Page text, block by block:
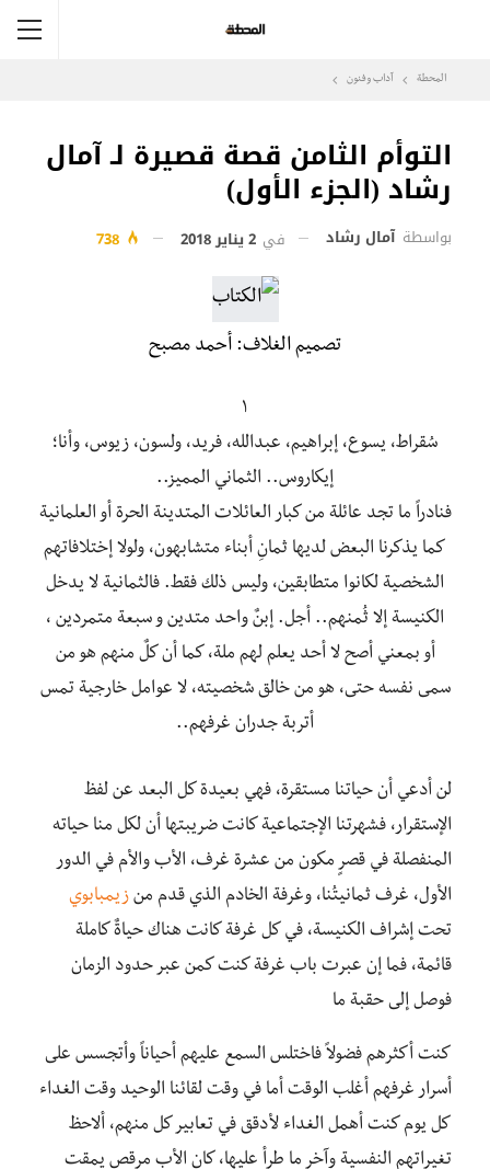
المحطة آداب وفنون
التوأم الثامن قصة قصيرة لـ آمال
رشاد (الجزء الأول)
بواسطة آمال رشاد في 2 يناير 2018
تصميم الغلاف: أحمد مصبح
١
سُقراط، يسوع، إبراهيم، عبدالله، فريد، ولسون، زيوس، وأنا؛
إيكاروس.. الثماني المميز..
فنادراً ما تجد عائلة من كبار العائلات المتدينة الحرة أو العلمانية
كما يذكرنا البعض لديها ثمانِ أبناء متشابهون، ولولا إختلافاتهم
الشخصية لكانوا متطابقين، وليس ذلك فقط. فالثمانية لا يدخل
الكنيسة إلا ثُمنهم.. أجل. إبنٌ واحد متدين و سبعة متمردين ،
أو بمعني أصح لا أحد يعلم لهم ملة، كما أن كلٌ منهم هو من
سمى نفسه حتى، هو من خالق شخصيته، لا عوامل خارجية تمس
أتربة جدران غرفهم..
لن أدعي أن حياتنا مستقرة، فهي بعيدة كل البعد عن لفظ
الإستقرار، فشهرتنا الإجتماعية كانت ضريبتها أن لكل منا حياته
المنفصلة في قصرٍ مكون من عشرة غرف، الأب والأم في الدور
الأول، غرف ثمانيتُنا، وغرفة الخادم الذي قدم من زيمبابوي
تحت إشراف الكنيسة، في كل غرفة كانت هناك حياةٌ كاملة
قائمة، فما إن عبرت باب غرفة كنت كمن عبر حدود الزمان
فوصل إلى حقبة ما
كنت أكثرهم فضولاً فاختلس السمع عليهم أحياناً وأتجسس على
أسرار غرفهم أغلب الوقت أما في وقت لقائنا الوحيد وقت الغداء
كل يوم كنت أهمل الغداء لأدقق في تعابير كل منهم، ألاحظ
تغيراتهم النفسية وآخر ما طرأ عليها، كان الأب مرقص يمقت